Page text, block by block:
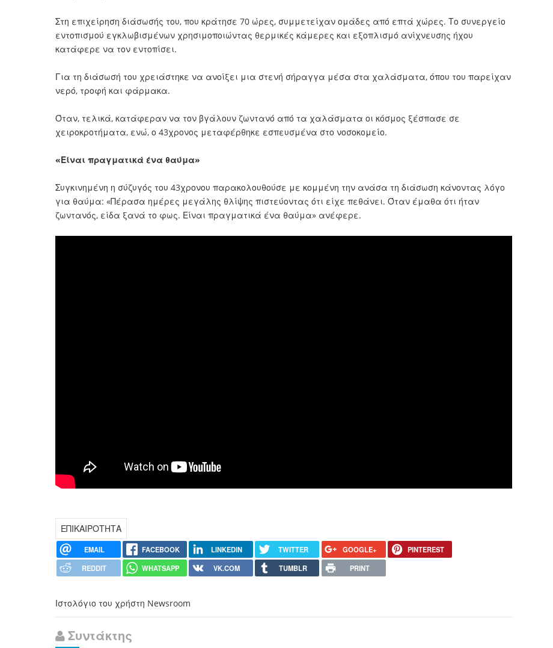
Στη επιχείρηση διάσωσής του, που κράτησε 70 ώρες, συμμετείχαν ομάδες από επτά χώρες. Το συνεργείο
εντοπισμού εγκλωβισμένων χρησιμοποιώντας θερμικές κάμερες και εξοπλισμό ανίχνευσης ήχου
κατάφερε να τον εντοπίσει.
Για τη διάσωσή του χρειάστηκε να ανοίξει μια στενή σήραγγα μέσα στα χαλάσματα, όπου του παρείχαν
νερό, τροφή και φάρμακα.
Όταν, τελικά, κατάφεραν να τον βγάλουν ζωντανό από τα χαλάσματα οι κόσμος ξέσπασε σε
χειροκροτήματα, ενώ, ο 43χρονος μεταφέρθηκε εσπευσμένα στο νοσοκομείο.
«Είναι πραγματικά ένα θαύμα»
Συγκινημένη η σύζυγός του 43χρονου παρακολουθούσε με κομμένη την ανάσα τη διάσωση κάνοντας λόγο
για θαύμα: «Πέρασα ημέρες μεγάλης θλίψης πιστεύοντας ότι είχε πεθάνει. Όταν έμαθα ότι ήταν
ζωντανός, είδα ξανά το φως. Είναι πραγματικά ένα θαύμα» ανέφερε.
ΕΠΙΚΑΙΡΟΤΗΤΑ
EMAIL FACEBOOK LINKEDIN TWITTER GOOGLE+
PINTEREST
REDDIT
WHATSAPP VK.COM TUMBLR PRINT
Ιστολόγιο του χρήστη Newsroom
Συντάκτης